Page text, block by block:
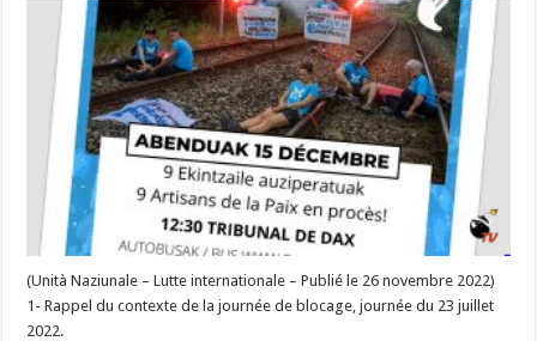
l’attitude
vengeresse
du
PNAT
et
l’inaction
du
gouvernement,
qui
a
poussé
une société
sur
le
chemin
de
désobéissance
civile
pour
(Unità Naziunale – Lutte internationale – Publié le 26 novembre 2022)
1- Rappel du contexte de la journée de blocage, journée du 23 juillet
2022.